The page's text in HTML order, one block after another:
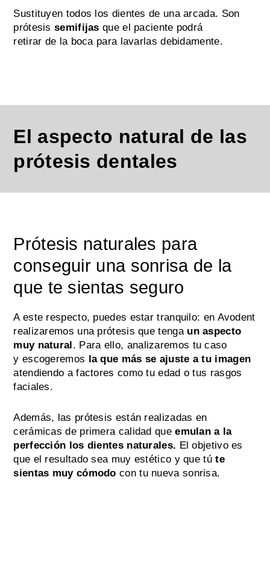
Sustituyen todos los dientes de una arcada. Son
prótesissemifijas que el paciente podrá
retirar de la boca para lavarlas debidamente.
El aspecto natural de las
prótesis dentales
Prótesis naturales para
conseguir una sonrisa de la
que te sientas seguro
A este respecto, puedes estar tranquilo: en Avodent
realizaremos una prótesis que tenga un aspecto
muy natural . Para ello, analizaremos tu caso
y escogeremos la que más se ajuste a tu imagen
atendiendo a factores como tu edad o tus rasgos
faciales.
Además, las prótesis están realizadas en
cerámicas de primera calidad queemulan a la
perfección los dientes naturales. El objetivo es
que el resultado sea muy estético y que túte
sientas muy cómodo con tu nueva sonrisa.